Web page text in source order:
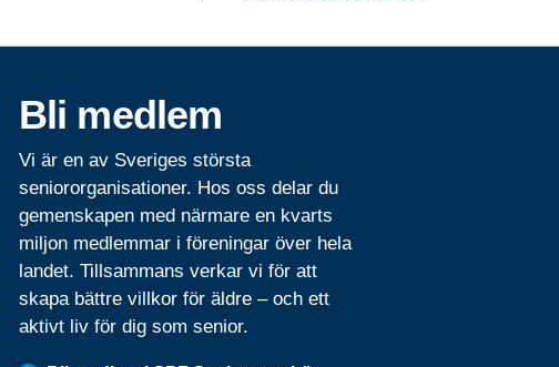
Bli medlem
Vi är en av Sveriges största
seniororganisationer. Hos oss delar du
gemenskapen med närmare en kvarts
miljon medlemmar i föreningar över hela
landet. Tillsammans verkar vi för att
skapa bättre villkor för äldre – och ett
aktivt liv för dig som senior.